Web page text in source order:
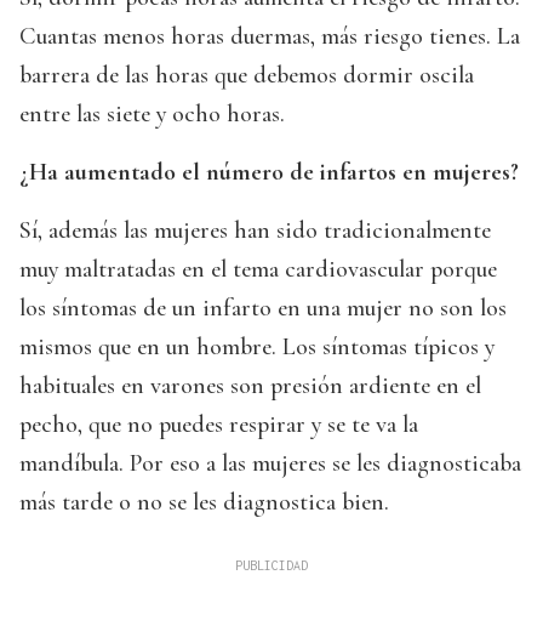
Cuantas menos horas duermas, más riesgo tienes. La
barrera de las horas que debemos dormir oscila
entre las siete y ocho horas.
¿Ha aumentado el número de infartos en mujeres?
Sí, además las mujeres han sido tradicionalmente
muy maltratadas en el tema cardiovascular porque
los síntomas de un infarto en una mujer no son los
mismos que en un hombre. Los síntomas típicos y
habituales en varones son presión ardiente en el
pecho, que no puedes respirar y se te va la
mandíbula. Por eso a las mujeres se les diagnosticaba
más tarde o no se les diagnostica bien.